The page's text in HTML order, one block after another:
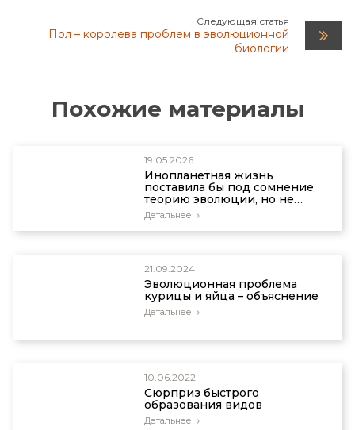
Следующая статья
Пол – королева проблем в эволюционной
биологии
Похожие материалы
19.05.2026
Инопланетная жизнь
поставила бы под сомнение
теорию эволюции, но не
религию
Детальнее
21.09.2024
Эволюционная проблема
курицы и яйца – объяснение
Детальнее
10.06.2022
Сюрприз быстрого
образования видов
Детальнее